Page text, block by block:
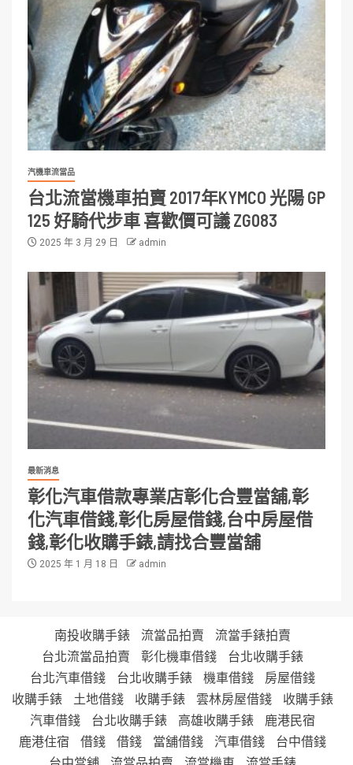
汽機車流當品
台北流當機車拍賣 2017年KYMCO 光陽 GP
125 好騎代步車 喜歡價可議 ZG083
2025 年 3 月 29 日 admin
最新消息
彰化汽車借款專業店彰化合豐當舖,彰
化汽車借錢,彰化房屋借錢,台中房屋借
錢,彰化收購手錶,請找合豐當舖
2025 年 1 月 18 日 admin
南投收購手錶 流當品拍賣
流當手錶拍賣
台北流當品拍賣
彰化機車借錢
台北收購手錶
台北汽車借錢
台北收購手錶 機車借錢
房屋借錢
收購手錶
土地借錢 收購手錶 雲林房屋借錢
收購手錶
汽車借錢
台北收購手錶 高雄收購手錶
鹿港民宿
鹿港住宿
借錢 借錢 當舖借錢 汽車借錢
台中借錢